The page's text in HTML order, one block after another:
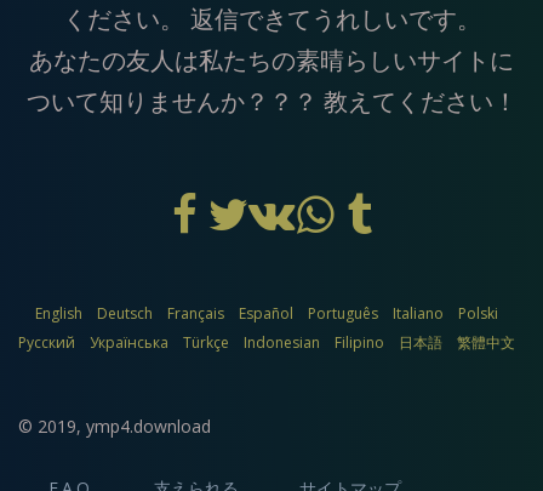
ください。 返信できてうれしいです。
あなたの友人は私たちの素晴らしいサイトに
ついて知りませんか？？？ 教えてください！
English Deutsch Français Español Português Italiano
Polski
Русский
Українська Türkçe Indonesian Filipino 日本語 繁體中文
© 2019, ymp4.download